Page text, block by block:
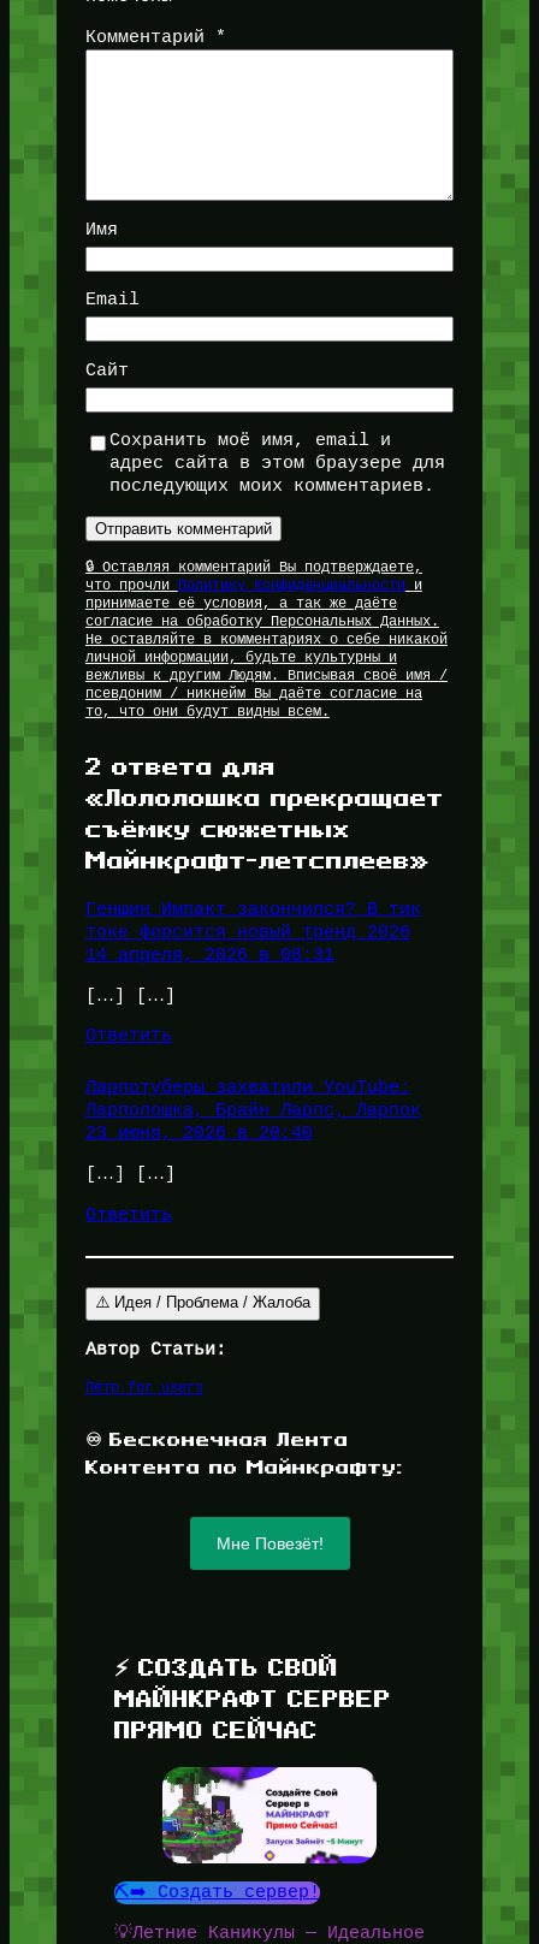
Комментарий *
Имя
Email
Сайт
Сохранить моё имя, email и
адрес сайта в этом браузере для
последующих моих комментариев.
🔒 Оставляя комментарий Вы подтверждаете,
что прочли Политику Конфиденциальностии
принимаете её условия, а так же даёте
согласие на обработку Персональных Данных.
Не оставляйте в комментариях о себе никакой
личной информации, будьте культурны и
вежливы к другим Людям. Вписывая своё имя /
псевдоним / никнейм Вы даёте согласие на
то, что они будут видны всем.
2 ответа для
«Лололошка прекращает
съёмку сюжетных
Майнкрафт-летсплеев»
Геншин Импакт закончился? В тик
токе форсится новый тренд 2026
14 апреля, 2026 в 08:31
[…] […]
Ответить
Ларпотуберы захватили YouTube:
Ларполошка, Брайн Ларпс, Ларпок
23 июня, 2026 в 20:40
[…] […]
Ответить
⚠️ Идея / Проблема / Жалоба
Автор Статьи:
Пётр for_users
♾️ Бесконечная Лента
Контента по Майнкрафту:
Мне Повезёт!
⚡ СОЗДАТЬ СВОЙ
МАЙНКРАФТ СЕРВЕР
ПРЯМО СЕЙЧАС
⛏️➡️ Создать сервер!
💡Летние Каникулы — Идеальное